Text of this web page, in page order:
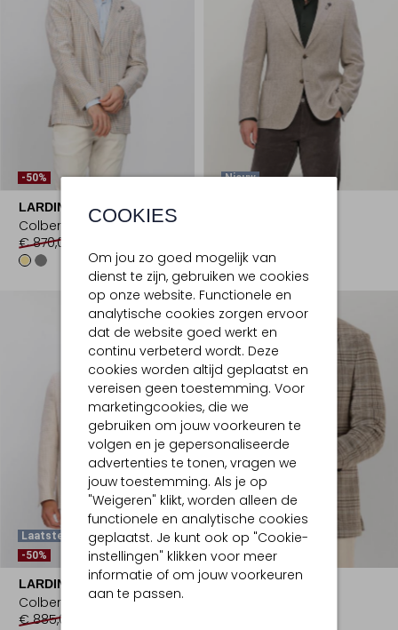
COOKIES
Om jou zo goed mogelijk van
dienst te zijn, gebruiken we cookies
op onze website. Functionele en
analytische cookies zorgen ervoor
dat de website goed werkt en
continu verbeterd wordt. Deze
cookies worden altijd geplaatst en
vereisen geen toestemming. Voor
marketingcookies, die we
gebruiken om jouw voorkeuren te
volgen en je gepersonaliseerde
advertenties te tonen, vragen we
jouw toestemming. Als je op
"Weigeren" klikt, worden alleen de
functionele en analytische cookies
geplaatst. Je kunt ook op "Cookie-
instellingen" klikken voor meer
informatie of om jouw voorkeuren
aan te passen.
-50%
LARDINI
Colbert
€ 870,00
Nieuw
Laatste Items
-50%
LARDINI
Colbert
€ 885,00
Laatste Items
-50%
LARDINI